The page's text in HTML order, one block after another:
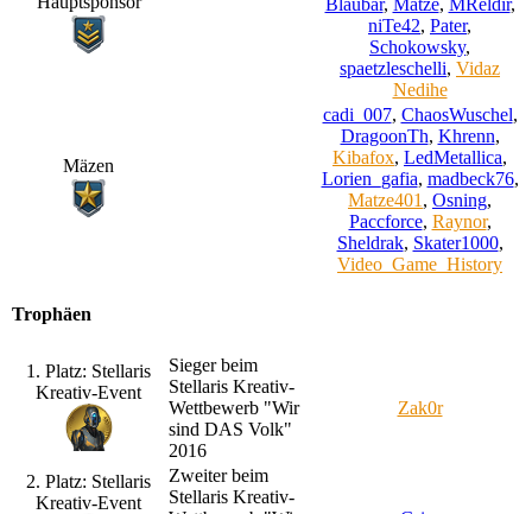
niTe42, Pater,
Schokowsky,
spaetzleschelli, Vidaz
Nedihe
Mäzen
cadi_007, ChaosWuschel,
DragoonTh, Khrenn,
Kibafox, LedMetallica,
Lorien_gafia, madbeck76,
Matze401 , Osning,
Paccforce, Raynor,
Sheldrak, Skater1000,
Video_Game_History
Trophäen
1. Platz: Stellaris
Kreativ-Event
Sieger beim
Stellaris Kreativ-
Wettbewerb "Wir
sind DAS Volk"
2016
Zak0r
2. Platz: Stellaris
Kreativ-Event
Zweiter beim
Stellaris Kreativ-